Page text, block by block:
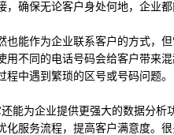
确保无论客户身处何地，企业都
也能作为企业联系客户的方式，
不同的电话号码会给客户带来
中遇到繁琐的区号或号码问题。
能为企业提供更强大的数据分析
化服务流程，提高客户满意度。